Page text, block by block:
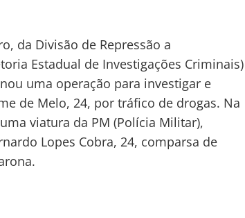
da Divisão de Repressão a
Estadual de Investigações Criminais)
uma operação para investigar e
de Melo, 24, por tráfico de drogas. Na
viatura da PM (Polícia Militar),
Lopes Cobra, 24, comparsa de